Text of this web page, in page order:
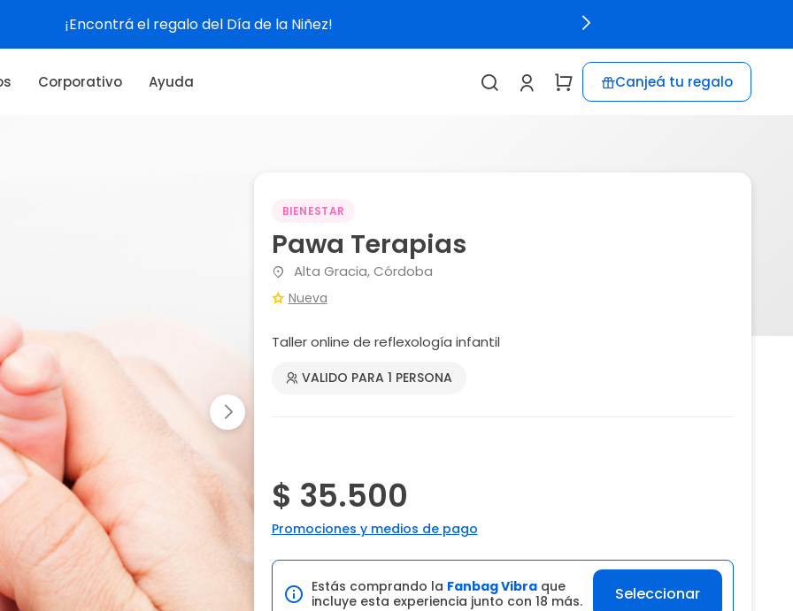
¡Encontrá el regalo del Día de la Niñez!
Corporativo Ayuda Canjeá tu regalo
BIENESTAR
Pawa Terapias
Alta Gracia, Córdoba
Nueva
Taller online de reflexología infantil
VALIDO PARA 1 PERSONA
$ 35.500
Promociones y medios de pago
Estás comprando la Fanbag Vibraque
incluye esta experiencia junto con 18 más.
Seleccionar